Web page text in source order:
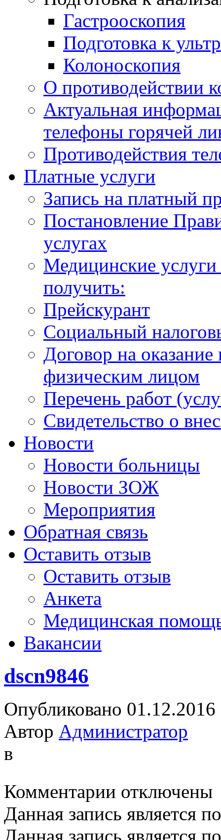
Гастрооскопия
Подготовка к
Колоноскопия
О противодействии
Актуальная
телефоны горячей
Противодействия
Платные услуги
Запись на платный
Постановление
услугах
Медицинские
получить:
Прейскурант
Социальный
Договор на
физическим лицом
Перечень работ
Свидетельство о
Новости
Новости больницы
Новости ЗОЖ
Мероприятия
Обратная связь
Оставить отзыв
Оставить отзыв
Анкета
Медицинская
Вакансии
dscn9846
Опубликовано 01.12.2016
Автор Администратор
в
Комментарии записи
отключены
Данная запись является
Данная запись является